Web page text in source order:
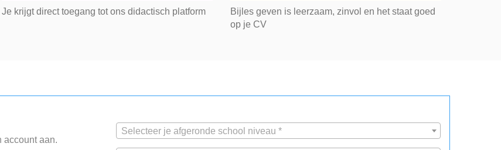
Je krijgt direct toegang tot ons didactisch platform
Bijles geven is leerzaam, zinvol en het staat goed
op je CV
account aan.
Selecteer je afgeronde school niveau *